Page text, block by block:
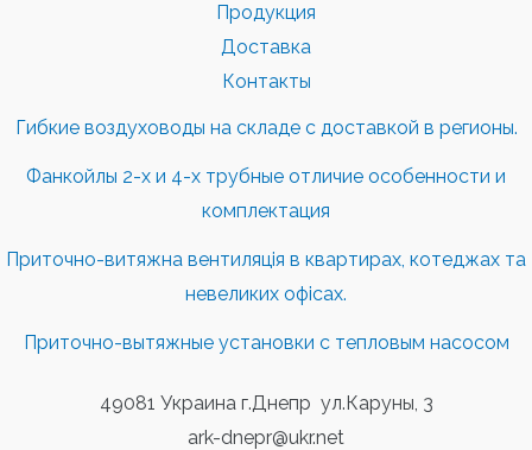
Продукция
Доставка
Контакты
Гибкие воздуховоды на складе с доставкой в регионы.
Фанкойлы 2-х и 4-х трубные отличие особенности и
комплектация
Приточно-витяжна вентиляція в квартирах, котеджах та
невеликих офісах.
Приточно-вытяжные установки с тепловым насосом
49081 Украина г.Днепр ул.Каруны, 3
ark-dnepr@ukr.net